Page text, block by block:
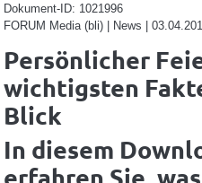
Dokument-ID: 1021996
FORUM Media (bli) | News |
Persönlicher
wichtigsten
Blick
In diesem
erfahren Sie,